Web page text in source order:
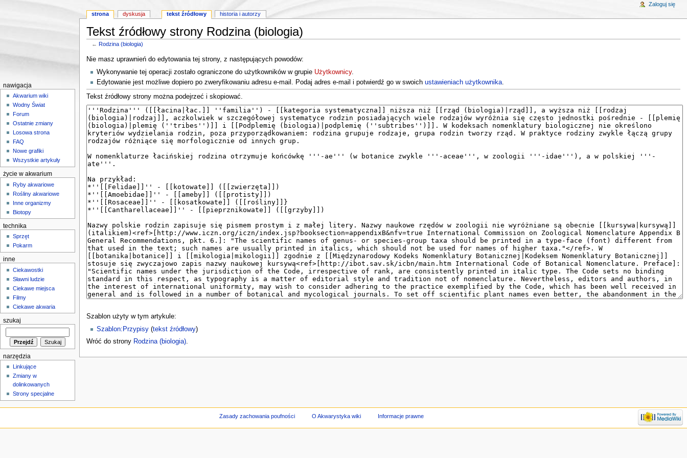
Tekst źródłowy strony Rodzina (biologia)
←Rodzina (biologia)
Nie masz uprawnień do edytowania tej strony, z następujących powodów:
Wykonywanie tej operacji zostało ograniczone do użytkowników w grupie Użytkownicy.
Edytowanie jest możliwe dopiero po zweryfikowaniu adresu e‐mail. Podaj adres e‐mail i potwierdź go w swoich ustawieniach użytkownika.
Tekst źródłowy strony można podejrzeć i skopiować.
Szablon użyty w tym artykule:
Szablon:Przypisy(tekst źródłowy)
Wróć do strony Rodzina (biologia).
strona dyskusja tekst źródłowy historia i autorzy
Zaloguj się
nawigacja
Akwarium wiki
Wodny Świat
Forum
Ostatnie zmiany
Losowa strona
FAQ
Nowe grafiki
Wszystkie artykuły
życie w akwarium
Ryby akwariowe
Rośliny akwariowe
Inne organizmy
Biotopy
technika
Sprzęt
Pokarm
inne
Ciekawostki
Sławni ludzie
Ciekawe miejsca
Filmy
Ciekawe akwaria
szukaj
narzędzia
Linkujące
Zmiany w
dolinkowanych
Strony specjalne
Zasady zachowania poufności O Akwarystyka wiki Informacje prawne